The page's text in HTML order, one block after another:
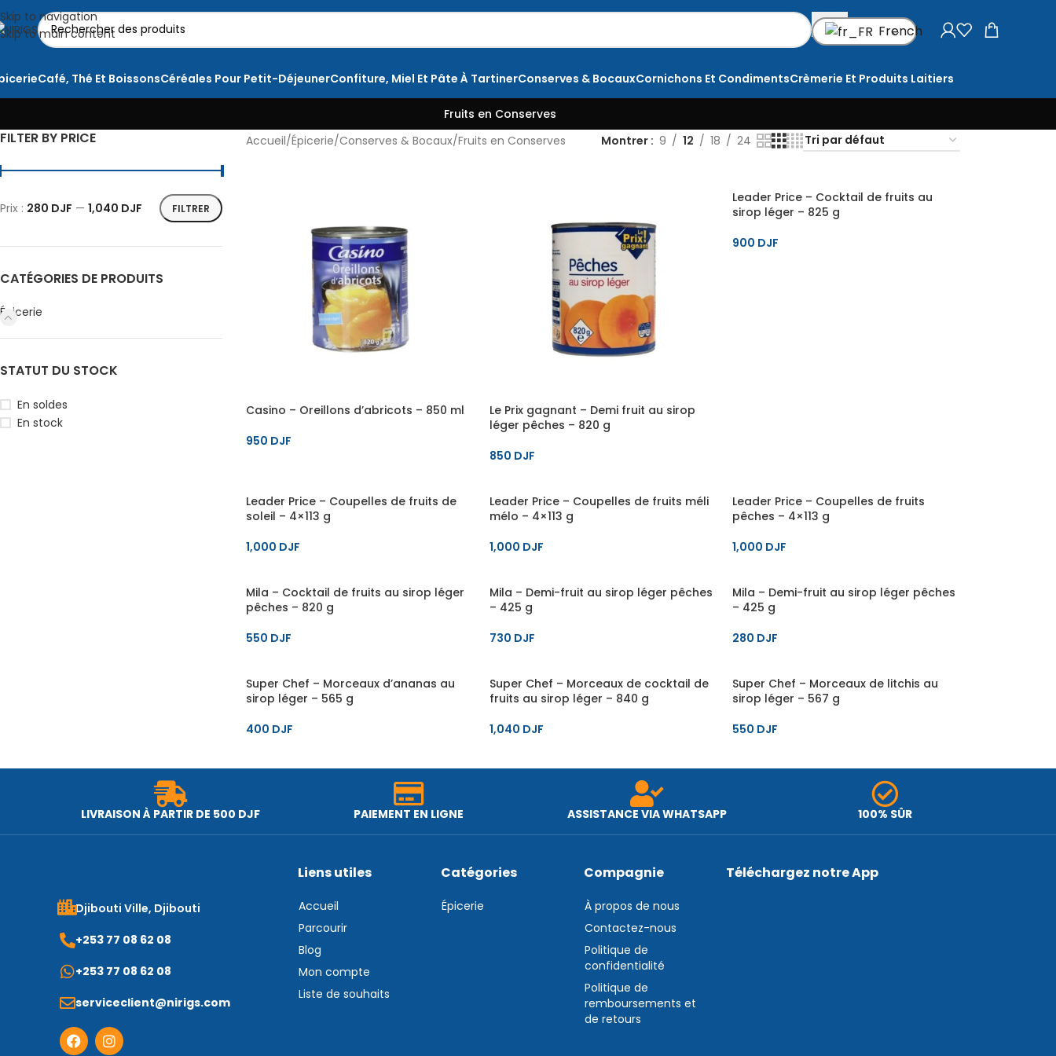
Skip to navigation
Skip to main content
French
Café, Thé Et BoissonsCéréales Pour Petit-DéjeunerConfiture, Miel Et Pâte À TartinerConserves & BocauxCornichons Et CondimentsCrèmerie Et Produits Laitiers
Fruits en Conserves
FILTER BY PRICE
FILTRER
Prix : 280 DJF — 1,040 DJF
CATÉGORIES DE PRODUITS
Épicerie
STATUT DU STOCK
En soldes
En stock
Accueil Épicerie Conserves & Bocaux Fruits en Conserves Montrer 9 12 18 24
Casino – Oreillons d’abricots – 850 ml
950 DJF
Le Prix gagnant – Demi fruit au sirop
léger pêches – 820 g
850 DJF
Leader Price – Cocktail de fruits au
sirop léger – 825 g
900 DJF
Leader Price – Coupelles de fruits de
soleil – 4×113 g
1,000 DJF
Leader Price – Coupelles de fruits méli
mélo – 4×113 g
1,000 DJF
Leader Price – Coupelles de fruits
pêches – 4×113 g
1,000 DJF
Mila – Cocktail de fruits au sirop léger
pêches – 820 g
550 DJF
Mila – Demi-fruit au sirop léger pêches
– 425 g
730 DJF
Mila – Demi-fruit au sirop léger pêches
– 425 g
280 DJF
Super Chef – Morceaux d’ananas au
sirop léger – 565 g
400 DJF
Super Chef – Morceaux de cocktail de
fruits au sirop léger – 840 g
1,040 DJF
Super Chef – Morceaux de litchis au
sirop léger – 567 g
550 DJF
LIVRAISON À PARTIR DE 500 DJF PAIEMENT EN LIGNE ASSISTANCE VIA WHATSAPP 100% SÛR
Djibouti Ville, Djibouti
+253 77 08 62 08
+253 77 08 62 08
serviceclient@nirigs.com
Liens utiles
Accueil
Parcourir
Blog
Mon compte
Liste de souhaits
Catégories
Épicerie
Compagnie
À propos de nous
Contactez-nous
Politique de
confidentialité
Politique de
remboursements et
de retours
Téléchargez notre App